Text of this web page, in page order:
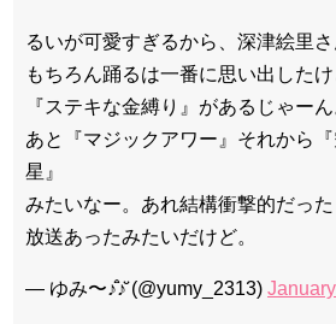
YUCHUN ♥ LOVE 15 「成均館 5話
리고 그려도 (Miss You In My Heart)
俳優カン・ギヨン、突然の熱愛宣
か」出演で話題 Big News TV
るいが可愛すぎるから、深津絵里さ
もちろん踊るは一番に思い出した
『ステキな金縛り』があるじゃー
あと『マジックアワー』それから
星』
みたいなー。あれ結構衝撃的だっ
放送あったみたいだけど。
— ゆみ〜♪̊̈♪̆̈ (@yumy_2313)